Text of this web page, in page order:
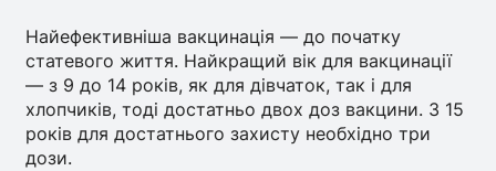
Найефективніша вакцинація — до початку
статевого життя. Найкращий вік для вакцинації
— з 9 до 14 років, як для дівчаток, так і для
хлопчиків, тоді достатньо двох доз вакцини. З 15
років для достатнього захисту необхідно три
дози.